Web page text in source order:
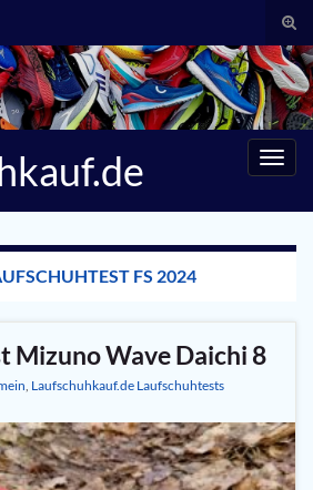
FS 2024
Mizuno Wave Daichi 8
Laufschuhkauf.de Laufschuhtests